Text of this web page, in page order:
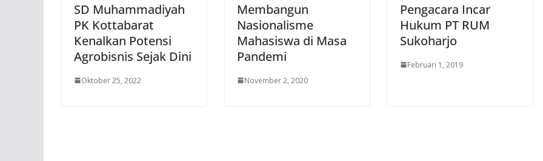
SD Muhammadiyah
PK Kottabarat
Kenalkan Potensi
Agrobisnis Sejak Dini
Oktober 25, 2022
Membangun
Nasionalisme
Mahasiswa di Masa
Pandemi
November 2, 2020
Pengacara Incar
Hukum PT RUM
Sukoharjo
Februari 1, 2019